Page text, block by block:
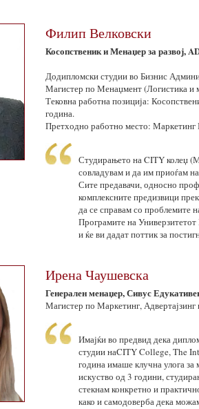
Филип Велковски
Косопственик и Менаџер за развој,
Додипломски студии во Бизнис
Магистер по Менаџмент (Логистика и
Тековна работна позиција:
година.
Претходно работно место: Маркетинг
Студирањето на CITY колеџ
совладувам и да им приоѓам
Сите предавачи, односно
комплексните предизвици
да се справам со проблемите
Програмите на
и ќе ви дадат поттик за
Ирена Чаушевска
Генерален менаџер, Сивус
Магистер по Маркетинг, Адвертајзинг
Имајќи во предвид дека
студии наCITY College, The
година имаше клучна улога
искуство од 3 години,
стекнам конкретно и
како и самодоверба дека